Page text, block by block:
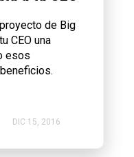
de Big
CEO una
esos
DIC 15, 2016